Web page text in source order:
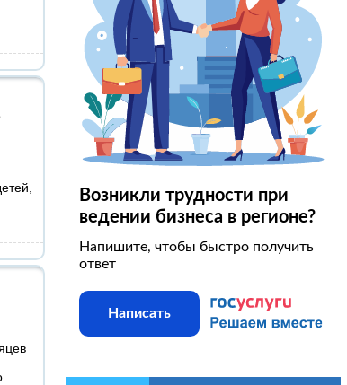
Возникли трудности при
ведении бизнеса в регионе?
Напишите, чтобы быстро получить
ответ
Написать